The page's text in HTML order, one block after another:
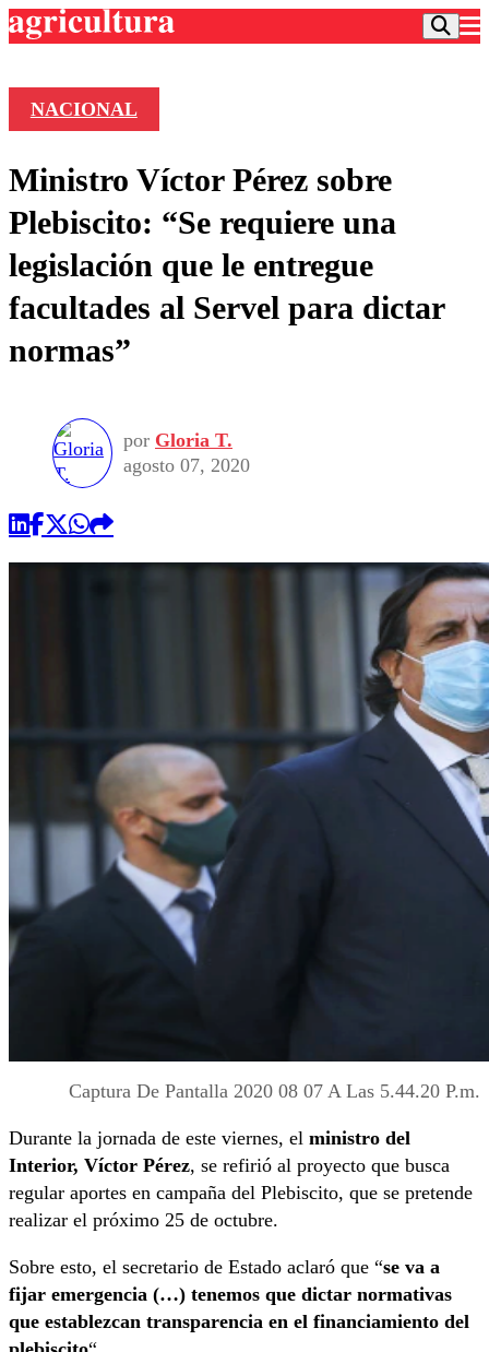
Frecuencias
Agricultura TV
Deportes
Colo Colo
Motor
Otros Deportes
Universidad Católica
Universidad de Chile
Entretención
Noticias
Dato Practico
Política
Sustentabilidad
Vida Social
Publicaciones en medios
Comercial
NACIONAL
Ministro Víctor Pérez sobre
Plebiscito: “Se requiere una
legislación que le entregue
facultades al Servel para dictar
normas”
por Gloria T.
agosto 07, 2020
Captura De Pantalla 2020 08 07 A Las 5.44.20 P.m.
Durante la jornada de este viernes, el ministro del
Interior, Víctor Pérez, se refirió al proyecto que busca
regular aportes en campaña del Plebiscito, que se pretende
realizar el próximo 25 de octubre.
Sobre esto, el secretario de Estado aclaró que “se va a
fijar emergencia (…) tenemos que dictar normativas
que establezcan transparencia en el financiamiento del